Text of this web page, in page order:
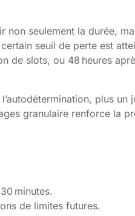
seulement la durée,
seuil de perte est
de slots, ou 48 heures
plus un
granulaire renforce la
minutes.
de limites futures.